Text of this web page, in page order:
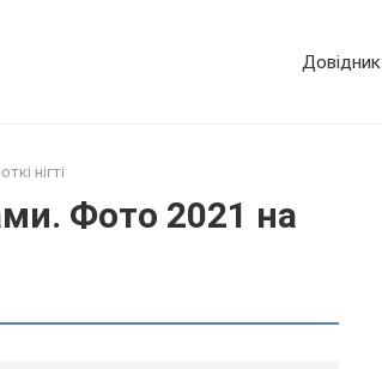
Довідник
нігті
Фото 2021 на